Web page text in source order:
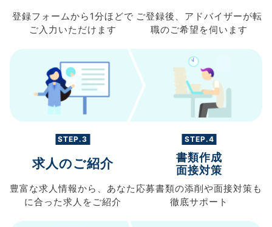
登録フォームから 1分ほどで
ご入力 いただけます
ご登録後、 アドバイザーが転
職のご希望を伺います
STEP.3
求人のご紹介
豊富な求人情報から、 あなた
に合った求人を ご紹介
STEP.4
書類作成
面接対策
応募書類の添削や面接対策も
徹底サポート